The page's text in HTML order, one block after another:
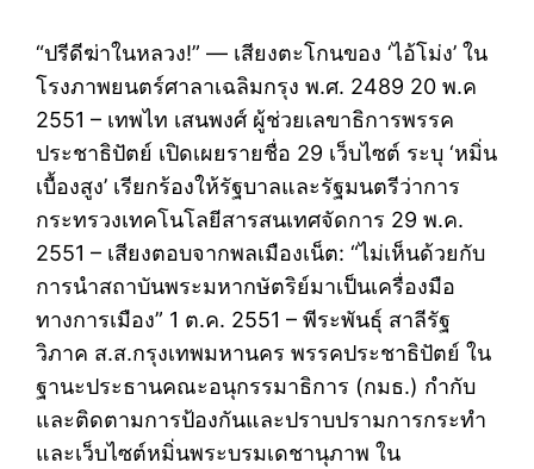
“ปรีดีฆ่าในหลวง!” — เสียงตะโกนของ ‘ไอ้โม่ง’ ใน
โรงภาพยนตร์ศาลาเฉลิมกรุง พ.ศ. 2489 20 พ.ค
2551 – เทพไท เสนพงศ์ ผู้ช่วยเลขาธิการพรรค
ประชาธิปัตย์ เปิดเผยรายชื่อ 29 เว็บไซต์ ระบุ ‘หมิ่น
เบื้องสูง’ เรียกร้องให้รัฐบาลและรัฐมนตรีว่าการ
กระทรวงเทคโนโลยีสารสนเทศจัดการ 29 พ.ค.
2551 – เสียงตอบจากพลเมืองเน็ต: “ไม่เห็นด้วยกับ
การนำสถาบันพระมหากษัตริย์มาเป็นเครื่องมือ
ทางการเมือง” 1 ต.ค. 2551 – พีระพันธุ์ สาลีรัฐ
วิภาค ส.ส.กรุงเทพมหานคร พรรคประชาธิปัตย์ ใน
ฐานะประธานคณะอนุกรรมาธิการ (กมธ.) กำกับ
และติดตามการป้องกันและปราบปรามการกระทำ
และเว็บไซต์หมิ่นพระบรมเดชานุภาพ ใน